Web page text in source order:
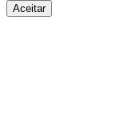
Aceitar